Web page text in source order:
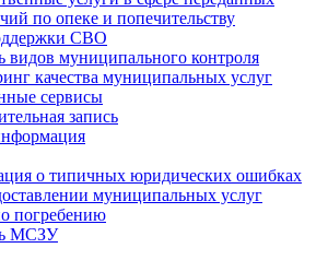
по опеке и попечительству
СВО
видов муниципального контроля
качества муниципальных услуг
сервисы
запись
о типичных юридических ошибках
муниципальных услуг
погребению
МСЗУ